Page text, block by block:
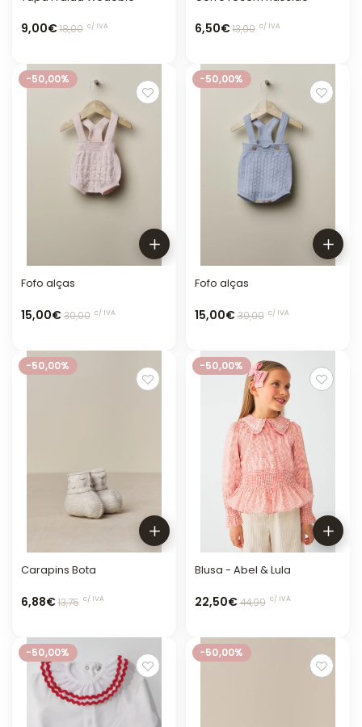
9,00€18,00 c/ IVA 6,50€13,00 c/ IVA
-50,00%
Fofo alças
15,00€30,00 c/ IVA
-50,00%
Fofo alças
15,00€30,00 c/ IVA
-50,00%
Carapins Bota
6,88€13,75 c/ IVA
-50,00%
Blusa - Abel & Lula
22,50€44,99 c/ IVA
-50,00% -50,00%